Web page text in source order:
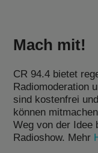
Mach mit!
CR 94.4 bietet
Radiomoderation
sind kostenfrei
können
Weg von der Idee
Radioshow. Mehr